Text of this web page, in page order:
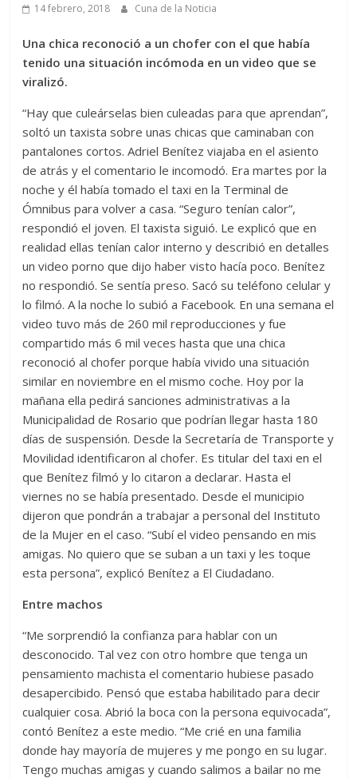
14 febrero, 2018 Cuna de la Noticia
Una chica reconoció a un chofer con el que había
tenido una situación incómoda en un video que se
viralizó.
“Hay que culeárselas bien culeadas para que aprendan”,
soltó un taxista sobre unas chicas que caminaban con
pantalones cortos. Adriel Benítez viajaba en el asiento
de atrás y el comentario le incomodó. Era martes por la
noche y él había tomado el taxi en la Terminal de
Ómnibus para volver a casa. “Seguro tenían calor”,
respondió el joven. El taxista siguió. Le explicó que en
realidad ellas tenían calor interno y describió en detalles
un video porno que dijo haber visto hacía poco. Benítez
no respondió. Se sentía preso. Sacó su teléfono celular y
lo filmó. A la noche lo subió a Facebook. En una semana el
video tuvo más de 260 mil reproducciones y fue
compartido más 6 mil veces hasta que una chica
reconoció al chofer porque había vivido una situación
similar en noviembre en el mismo coche. Hoy por la
mañana ella pedirá sanciones administrativas a la
Municipalidad de Rosario que podrían llegar hasta 180
días de suspensión. Desde la Secretaría de Transporte y
Movilidad identificaron al chofer. Es titular del taxi en el
que Benítez filmó y lo citaron a declarar. Hasta el
viernes no se había presentado. Desde el municipio
dijeron que pondrán a trabajar a personal del Instituto
de la Mujer en el caso. “Subí el video pensando en mis
amigas. No quiero que se suban a un taxi y les toque
esta persona”, explicó Benítez a El Ciudadano.
Entre machos
“Me sorprendió la confianza para hablar con un
desconocido. Tal vez con otro hombre que tenga un
pensamiento machista el comentario hubiese pasado
desapercibido. Pensó que estaba habilitado para decir
cualquier cosa. Abrió la boca con la persona equivocada”,
contó Benítez a este medio. “Me crié en una familia
donde hay mayoría de mujeres y me pongo en su lugar.
Tengo muchas amigas y cuando salimos a bailar no me